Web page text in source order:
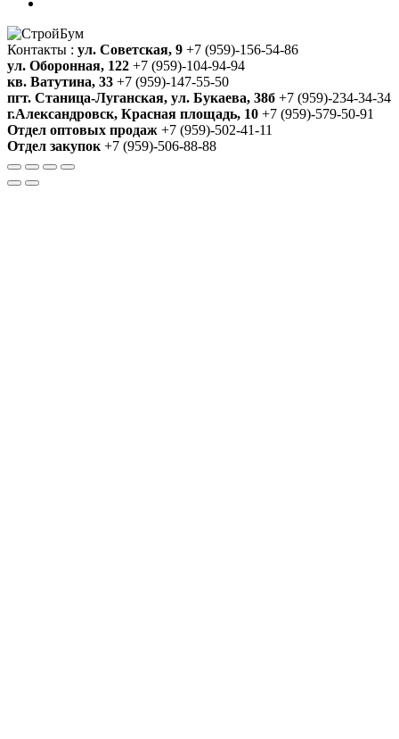
Контакты : ул. Советская, 9 +7 (959)-156-54-86
ул. Оборонная, 122 +7 (959)-104-94-94
кв. Ватутина, 33 +7 (959)-147-55-50
пгт. Станица-Луганская, ул. Букаева, 38б +7 (959)-234-34-34
г.Александровск, Красная площадь, 10 +7 (959)-579-50-91
Отдел оптовых продаж +7 (959)-502-41-11
Отдел закупок +7 (959)-506-88-88